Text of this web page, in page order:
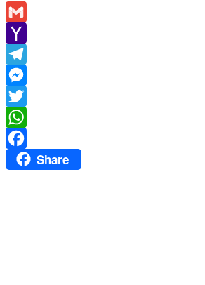
Gmail
Yahoo
Mail
Telegram
Messenger
Twitter
WhatsApp
FacebookShare